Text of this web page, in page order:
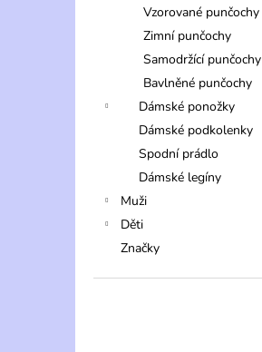
Vzorované punčochy
Zimní punčochy
Samodržící punčochy
Bavlněné punčochy
Dámské ponožky
Dámské podkolenky
Spodní prádlo
Dámské legíny
Muži
Děti
Značky